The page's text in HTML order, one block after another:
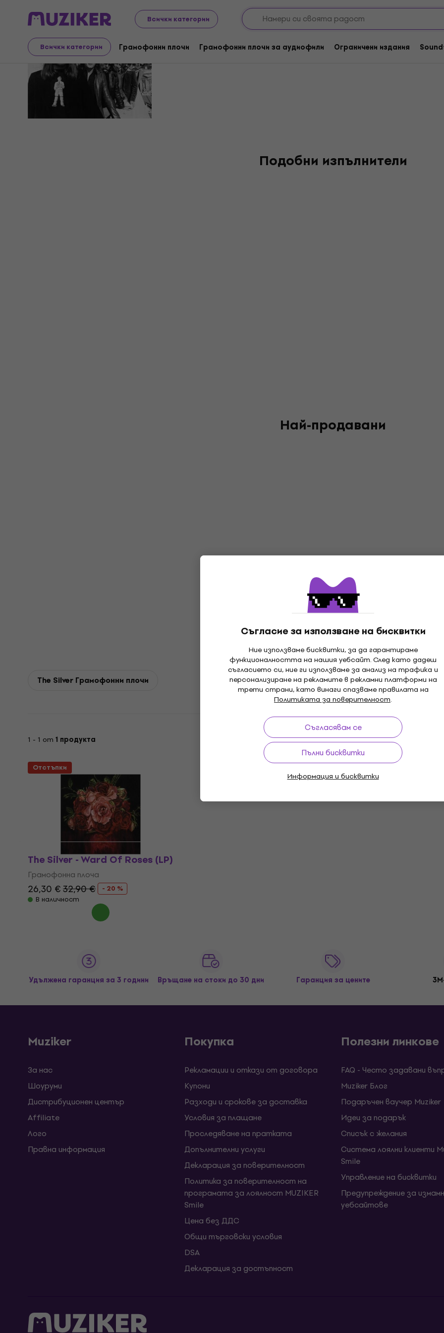
Всички категории
Всички категории Грамофонни плочи Грамофонни плочи за аудиофили Ограничени издания
Съгласие за използване на бисквитки
Ние използваме бисквитки, за да гарантираме
функционалността на нашия уебсайт. След като дадеш
съгласието си, ние ги използваме за анализ на трафика и
персонализиране на рекламите в рекламни платформи на
трети страни, като винаги спазваме правилата на
Политиката за поверителност.
Съгласявам се
Пълни бисквитки
Информация и бисквитки
The Silver
Подобни изпълнители
Най-продавани
The Silver Грамофонни плочи
1 - 1 от 1 продукта
Отстъпки
The Silver - Ward Of Roses (LP)
Грамофонна плоча
26,30 €32,90 €
- 20 %
В наличност
Удължена гаранция за 3 години Връщане на стоки до 30 дни Гаранция за цените
Muziker
За нас
Шоуруми
Дистрибуционен център
Affiliate
Лого
Правна информация
Покупка
Рекламации и откази от договора
Kупони
Разходи и срокове за доставка
Условия за плащане
Проследяване на пратката
Допълнителни услуги
Декларация за поверителност
Политика за поверителност на
програмата за лоялност MUZIKER
Smile
Цена без ДДС
Общи търговски условия
DSA
Декларация за достъпност
Полезни линкове
FAQ - Често задавани
Muziker Блог
Подаръчен ваучер Muziker
Идеи за подарък
Списък с желания
Система лоялни клиенти
Smile
Управление на бисквитки
Предупреждение за
уебсайтове